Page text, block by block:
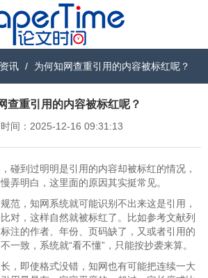
讯 / 为何知网查重引用的内容被标红呢？
查重引用的内容被标红呢？
间：2025-12-16 09:31:13
碰到过明明是引用的内容却被标红的情况，
弄明白，这里面的原因其实挺常见。
范，知网系统就可能识别不出来这是引用，
对，这样自然就被标红了。比如参考文献列
注的作者、年份、页码缺了，又或者引用的
一致，系统就“看不懂”，只能按抄袭来算。
，即使格式没错，知网也有可能把连续一大